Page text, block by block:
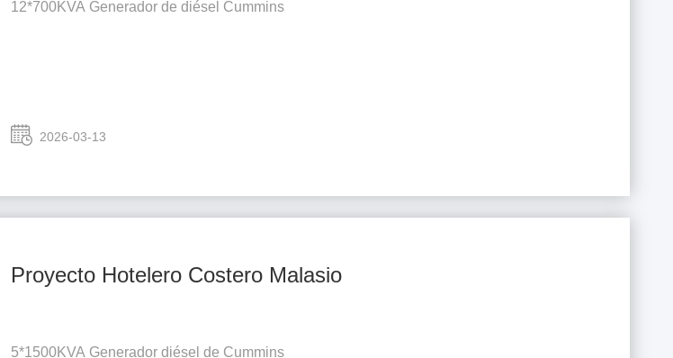
12*700KVA Generador de diésel Cummins
2026-03-13
Proyecto Hotelero Costero Malasio
5*1500KVA Generador diésel de Cummins